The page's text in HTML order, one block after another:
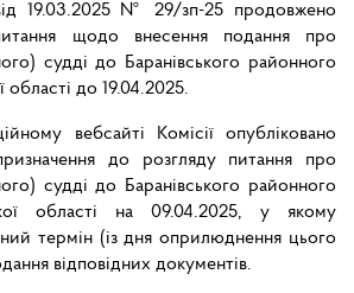
19.03.2025 № 29/зп-25 продовжено
щодо внесення подання про
судді до Баранівського районного
до 19.04.2025.
вебсайті Комісії опубліковано
до розгляду питання про
судді до Баранівського районного
області на 09.04.2025, у якому
термін (із дня оприлюднення цього
відповідних документів.